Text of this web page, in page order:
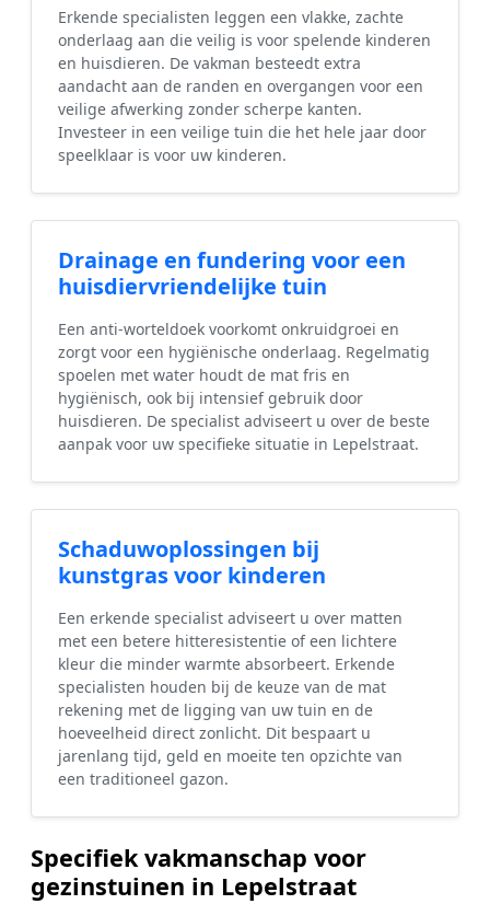
Erkende specialisten leggen een vlakke, zachte
onderlaag aan die veilig is voor spelende kinderen
en huisdieren. De vakman besteedt extra
aandacht aan de randen en overgangen voor een
veilige afwerking zonder scherpe kanten.
Investeer in een veilige tuin die het hele jaar door
speelklaar is voor uw kinderen.
Drainage en fundering voor een
huisdiervriendelijke tuin
Een anti-worteldoek voorkomt onkruidgroei en
zorgt voor een hygiënische onderlaag. Regelmatig
spoelen met water houdt de mat fris en
hygiënisch, ook bij intensief gebruik door
huisdieren. De specialist adviseert u over de beste
aanpak voor uw specifieke situatie in Lepelstraat.
Schaduwoplossingen bij
kunstgras voor kinderen
Een erkende specialist adviseert u over matten
met een betere hitteresistentie of een lichtere
kleur die minder warmte absorbeert. Erkende
specialisten houden bij de keuze van de mat
rekening met de ligging van uw tuin en de
hoeveelheid direct zonlicht. Dit bespaart u
jarenlang tijd, geld en moeite ten opzichte van
een traditioneel gazon.
Specifiek vakmanschap voor
gezinstuinen in Lepelstraat